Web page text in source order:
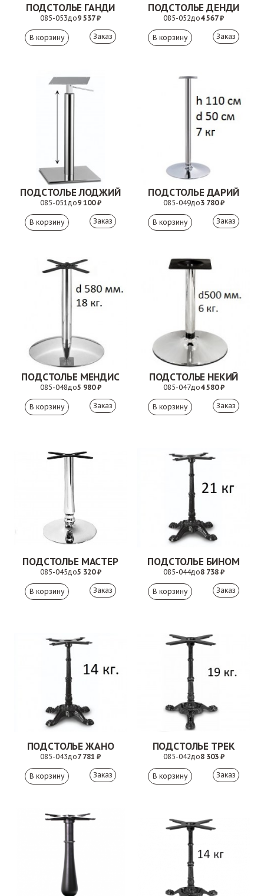
ПОДСТОЛЬЕ ГАНДИ
085-053до9 537 ₽
Заказ
ПОДСТОЛЬЕ ДЕНДИ
085-052до4 567 ₽
Заказ
ПОДСТОЛЬЕ ЛОДЖИЙ
085-051до9 100 ₽
Заказ
ПОДСТОЛЬЕ ДАРИЙ
085-049до3 780 ₽
Заказ
ПОДСТОЛЬЕ МЕНДИС
085-048до5 980 ₽
Заказ
ПОДСТОЛЬЕ НЕКИЙ
085-047до4 580 ₽
Заказ
ПОДСТОЛЬЕ МАСТЕР
085-045до5 320 ₽
Заказ
ПОДСТОЛЬЕ БИНОМ
085-044до8 738 ₽
Заказ
ПОДСТОЛЬЕ ЖАНО
085-043до7 781 ₽
Заказ
ПОДСТОЛЬЕ ТРЕК
085-042до8 303 ₽
Заказ